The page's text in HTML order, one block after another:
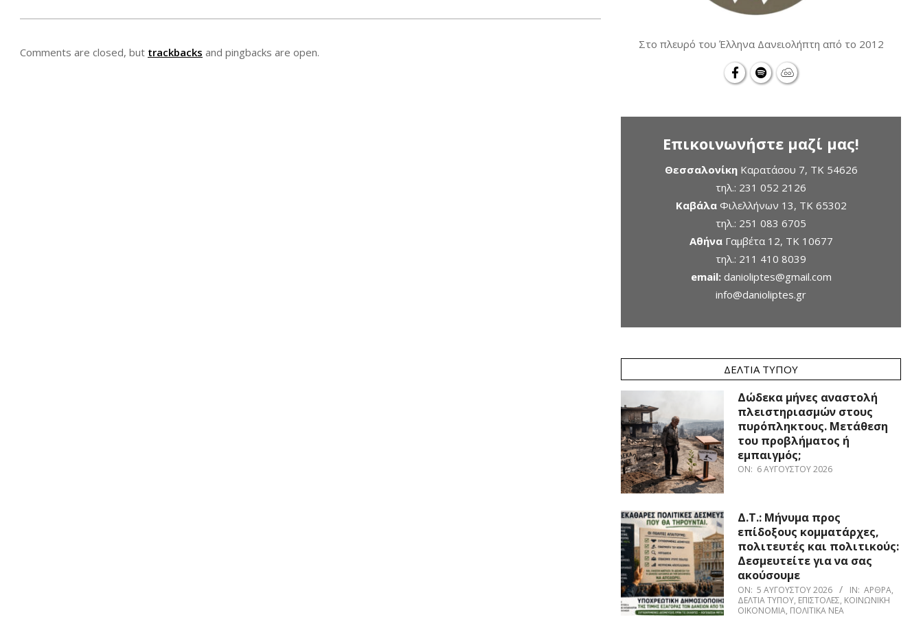
Comments are closed, but trackbacks and pingbacks are open.
Στο πλευρό του Έλληνα Δανειολήπτη από το 2012
Επικοινωνήστε μαζί μας!
ΘεσσαλονίκηΚαρατάσου 7, TK 54626
τηλ.: 231 052 2126
ΚαβάλαΦιλελλήνων 13, ΤΚ 65302
τηλ.: 251 083 6705
ΑθήναΓαμβέτα 12, ΤΚ 10677
τηλ.: 211 410 8039
email: danioliptes@gmail.com
info@danioliptes.gr
ΔΕΛΤΊΑ ΤΎΠΟΥ
Δώδεκα μήνες αναστολή
πλειστηριασμών στους
πυρόπληκτους. Μετάθεση
του προβλήματος ή
εμπαιγμός;
ON: 6 ΑΥΓΟΎΣΤΟΥ 2026
Δ.Τ.: Μήνυμα προς
επίδοξους κομματάρχες,
πολιτευτές και πολιτικούς:
Δεσμευτείτε για να σας
ακούσουμε
ON: 5 ΑΥΓΟΎΣΤΟΥ 2026 IN: ΆΡΘΡΑ,
ΔΕΛΤΊΑ ΤΎΠΟΥ, ΕΠΙΣΤΟΛΈΣ, ΚΟΙΝΩΝΙΚΉ
ΟΙΚΟΝΟΜΊΑ, ΠΟΛΙΤΙΚΆ ΝΈΑ